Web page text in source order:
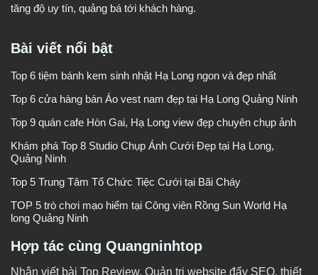
tăng độ uy tín, quảng bá tới khách hàng.
Bài viết nổi bật
Top 6 tiệm bánh kem sinh nhật Hạ Long ngon và đẹp nhất
Top 6 cửa hàng bán Áo vest nam đẹp tại Hạ Long Quảng Ninh
Top 9 quán cafe Hòn Gai, Hạ Long view đẹp chuyên chụp ảnh
Khám phá Top 8 Studio Chụp Ảnh Cưới Đẹp tại Hạ Long,
Quảng Ninh
Top 5 Trung Tâm Tổ Chức Tiệc Cưới tại Bãi Cháy
TOP 5 trò chơi mạo hiểm tại Công viên Rồng Sun World Hạ
long Quảng Ninh
Hợp tác cùng Quangninhtop
Nhận viết bài Top Review, Quản trị website đẩy SEO, thiết